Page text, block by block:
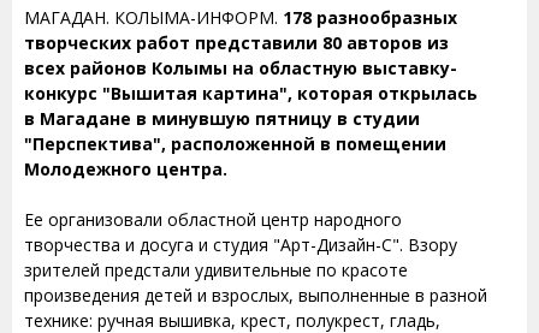
МАГАДАН. КОЛЫМА-ИНФОРМ. 178 разнообразных
творческих работ представили 80 авторов из
всех районов Колымы на областную выставку-
конкурс "Вышитая картина", которая открылась
в Магадане в минувшую пятницу в студии
"Перспектива", расположенной в помещении
Молодежного центра.
Ее организовали областной центр народного
творчества и досуга и студия "Арт-Дизайн-С". Взору
зрителей предстали удивительные по красоте
произведения детей и взрослых, выполненные в разной
технике: ручная вышивка, крест, полукрест, гладь,